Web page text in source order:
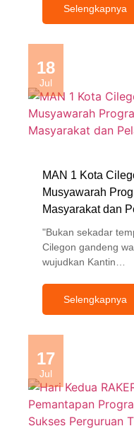
Selengkapnya
18
Jul
MAN 1 Kota
Musyawarah
Masyarakat dan
"Bukan sekadar
Cilegon gandeng
wujudkan Kantin…
Selengkapnya
17
Jul